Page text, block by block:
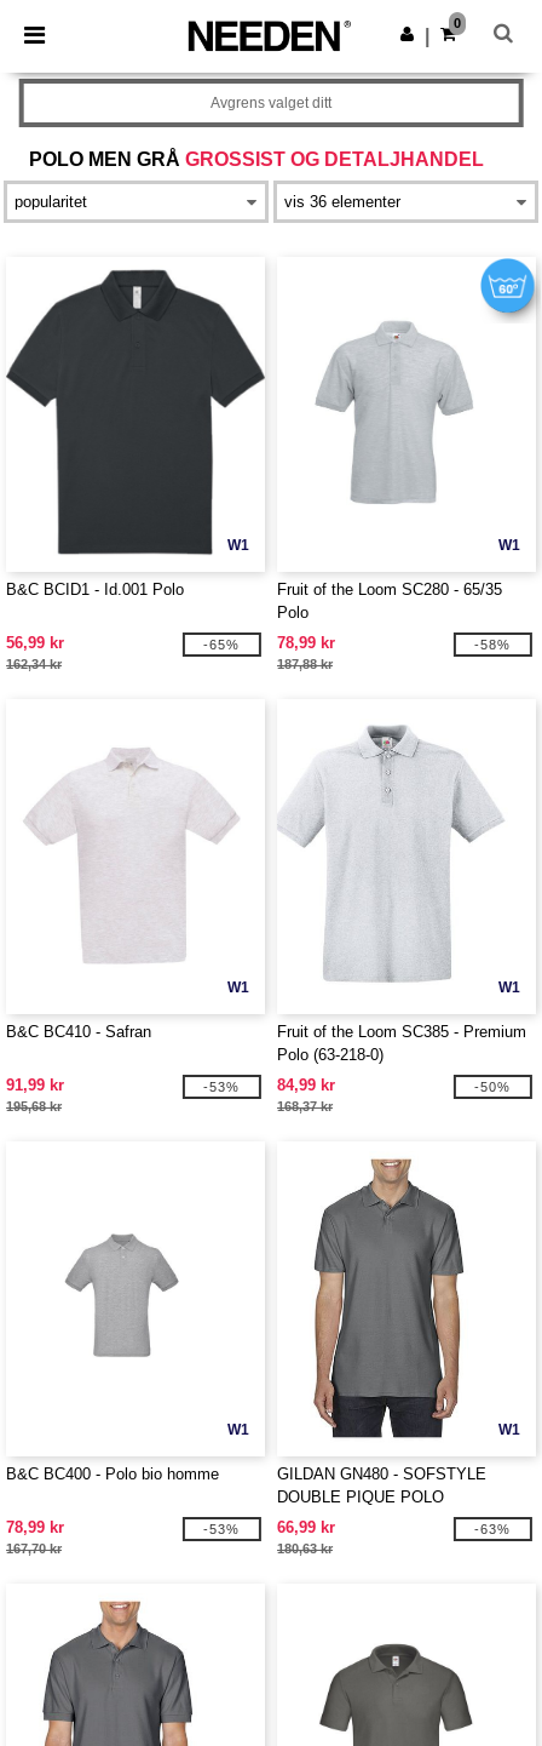
× Needen-app
Bedre priser i appen!
Last ned app
0
POLO MEN GRÅ GROSSIST OG DETALJHANDEL
Avgrens valget ditt
W1
B&C BCID1 - Id.001 Polo
56,99 kr
162,34 kr
-65%
W1
Fruit of the Loom SC280 - 65/35
Polo
78,99 kr
187,88 kr
-58%
W1
B&C BC410 - Safran
91,99 kr
195,68 kr
-53%
W1
Fruit of the Loom SC385 - Premium
Polo (63-218-0)
84,99 kr
168,37 kr
-50%
W1
B&C BC400 - Polo bio homme
78,99 kr
167,70 kr
-53%
W1
GILDAN GN480 - SOFSTYLE
DOUBLE PIQUE POLO
66,99 kr
180,63 kr
-63%